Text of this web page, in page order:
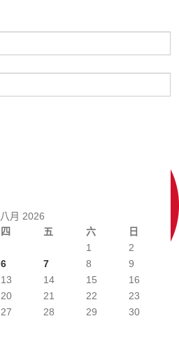
八月 2026
四 五 六 日
1
2
6 7 8
9
13 14 15
16
20 21 22
23
27 28 29
30